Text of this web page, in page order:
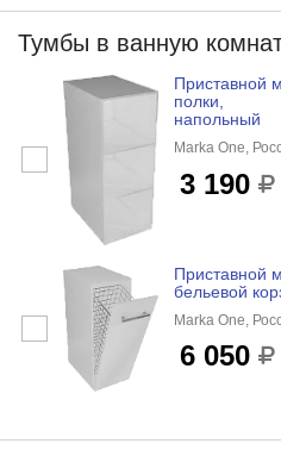
Тумбы в ванную
Приставной
полки,
напольный
Marka One,
3 190
Приставной
бельевой
Marka One,
6 050